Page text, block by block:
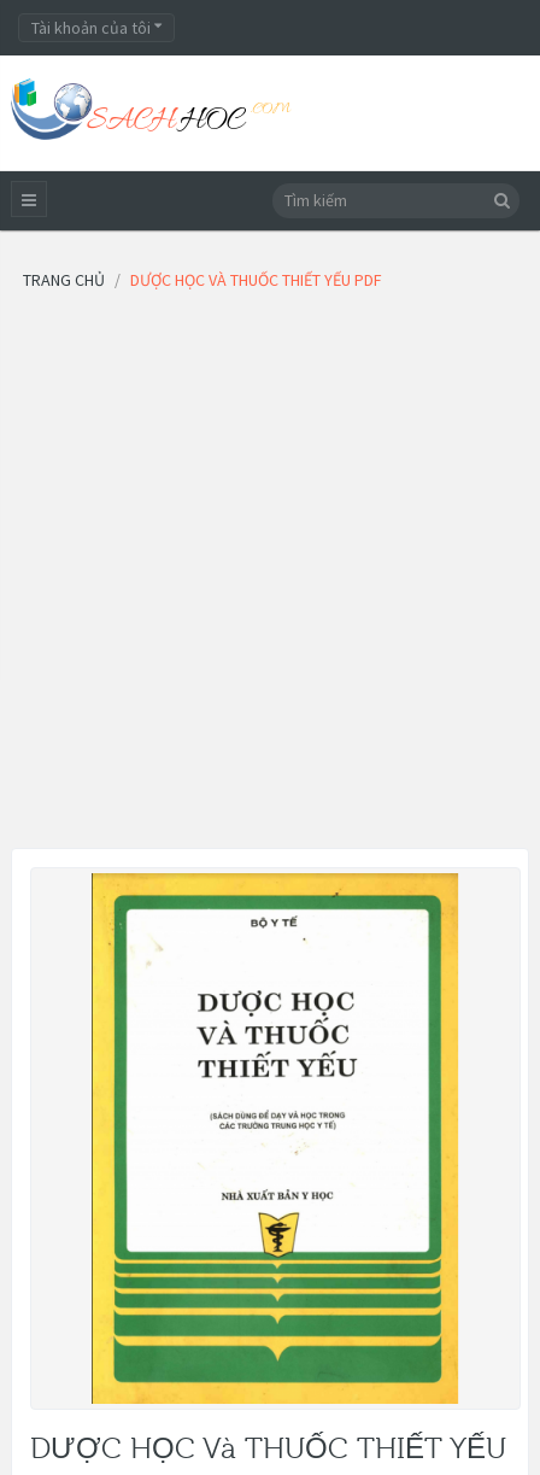
Tài khoản của tôi
TRANG CHỦ DƯỢC HỌC VÀ THUỐC THIẾT YẾU PDF
DƯỢC HỌC Và THUỐC THIẾT YẾU